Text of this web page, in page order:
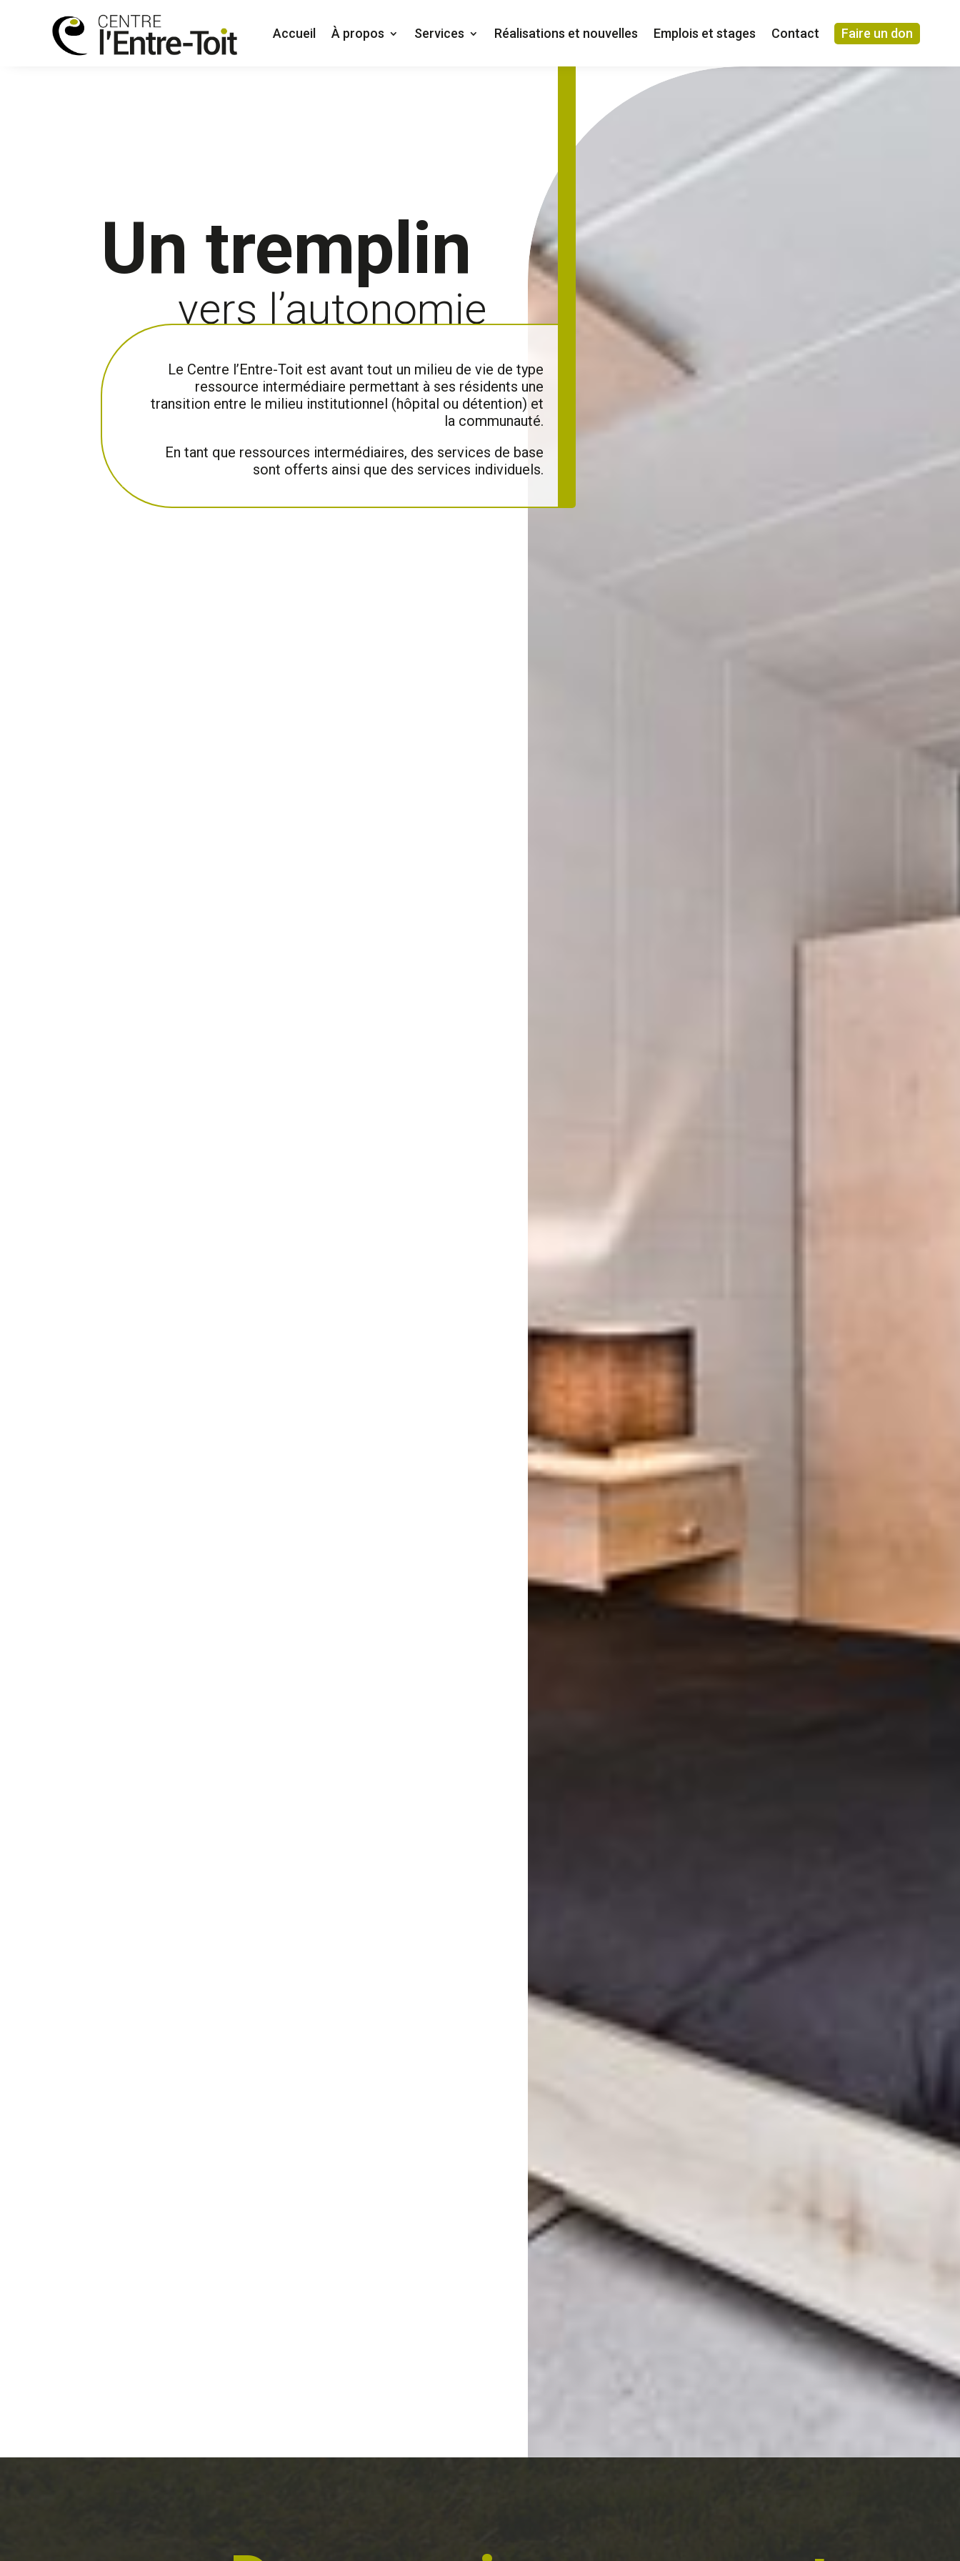
Accueil À propos Services Réalisations et nouvelles Emplois et stages Contact Faire un don
Un tremplin
vers l’autonomie
Le Centre l’Entre-Toit est avant tout un milieu de vie de type
ressource intermédiaire permettant à ses résidents une
transition entre le milieu institutionnel (hôpital ou détention) et
la communauté.
En tant que ressources intermédiaires, des services de base
sont offerts ainsi que des services individuels.